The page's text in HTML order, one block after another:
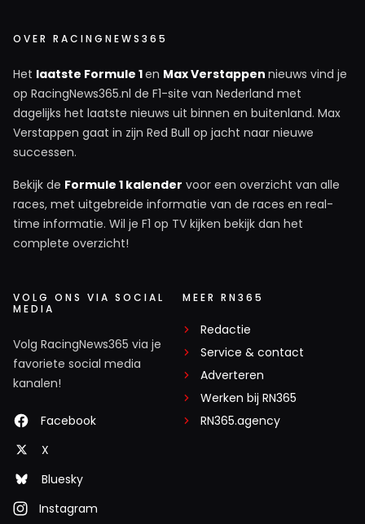
OVER RACINGNEWS365
Het laatste Formule 1en Max Verstappen nieuws vind je
op RacingNews365.nl de F1-site van Nederland met
dagelijks het laatste nieuws uit binnen en buitenland. Max
Verstappen gaat in zijn Red Bull op jacht naar nieuwe
successen.
Bekijk de Formule 1 kalender voor een overzicht van alle
races, met uitgebreide informatie van de races en real-
time informatie. Wil je F1 op TV kijken bekijk dan het
complete overzicht!
VOLG ONS VIA SOCIAL
MEDIA
Volg RacingNews365 via je
favoriete social media
kanalen!
Facebook
X
Bluesky
Instagram
MEER RN365
Redactie
Service & contact
Adverteren
Werken bij RN365
RN365.agency